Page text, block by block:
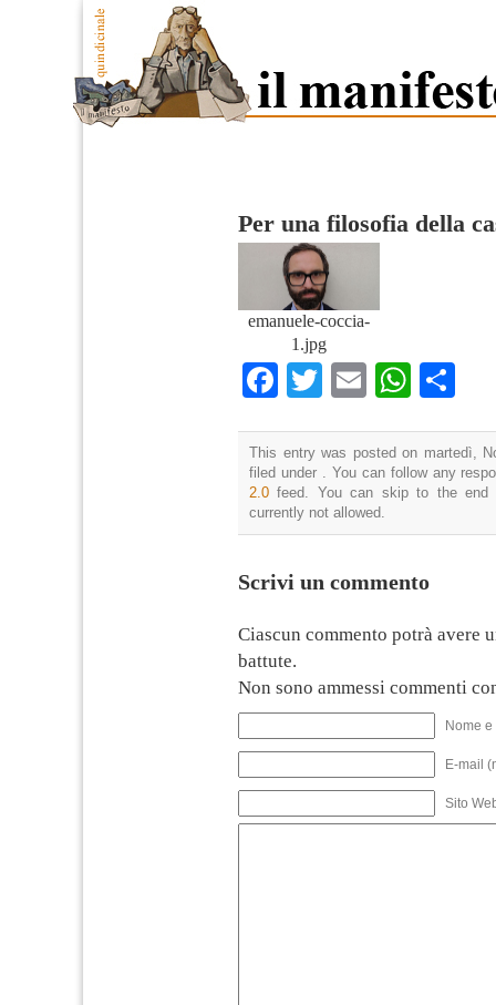
Per una filosofia della
emanuele-coccia-
1.jpg
Facebook
TwitterEmail
This entry was posted on martedì,
filed under . You can follow any
2.0 feed. You can skip to the end
currently not allowed.
Scrivi un commento
Ciascun commento potrà avere
battute.
Non sono ammessi commenti
Nome
E-mail
Sito